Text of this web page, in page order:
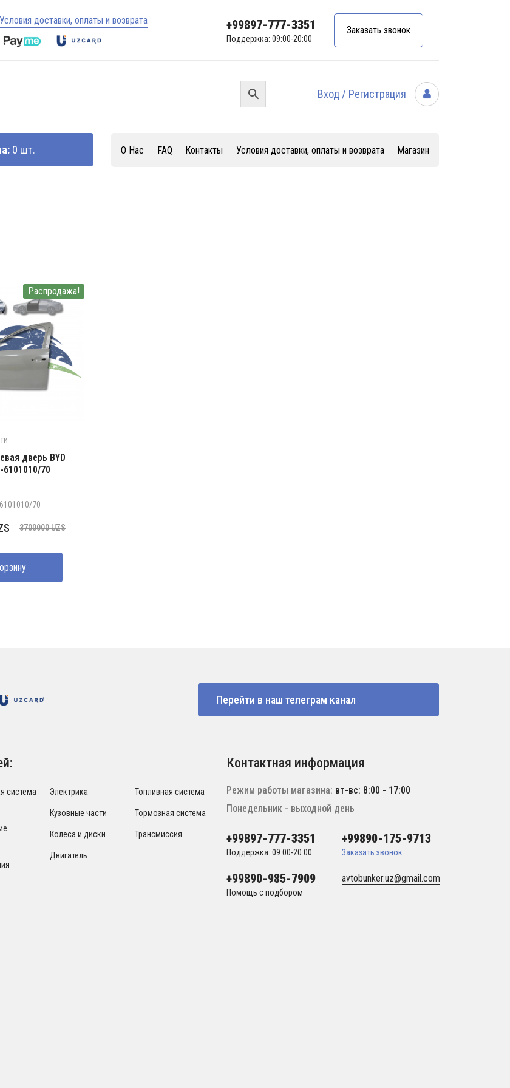
Условия доставки, оплаты и возврата +99897-777-3351
Поддержка: 09:00-20:00
Заказать звонок
Вход / Регистрация
0 шт. О Нас FAQ Контакты Условия доставки, оплаты и возврата Магазин
Распродажа!
дверь BYD
6101010/70
70
3700000UZS
Перейти в наш телеграм канал
система Электрика
Кузовные части
Колеса и диски
Двигатель
Топливная система
Тормозная система
Трансмиссия
Контактная информация
Режим работы магазина: вт-вс: 8:00 - 17:00
Понедельник - выходной день
+99897-777-3351
Поддержка: 09:00-20:00
+99890-175-9713
Заказать звонок
+99890-985-7909
Помощь с подбором
avtobunker.uz@gmail.com